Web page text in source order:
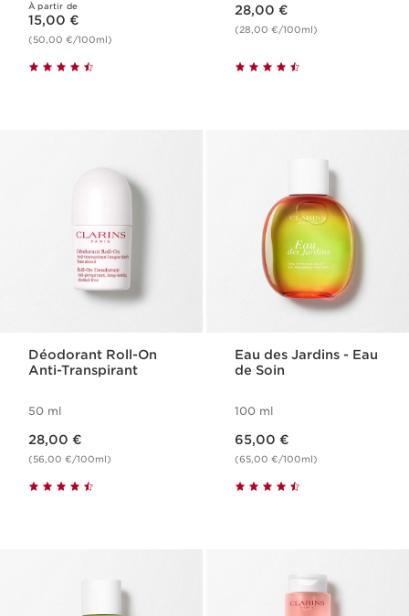
À partir de
Nouveau prix 15,00 €
15,00 €
(50,00 €/100ml)
28,00 €
(28,00 €/100ml)
Déodorant Roll-On
Anti-Transpirant
50 ml
28,00 €
(56,00 €/100ml)
Eau des Jardins - Eau
de Soin
100 ml
65,00 €
(65,00 €/100ml)